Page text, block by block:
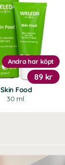
Skin Food
30 ml
Andra har köpt
89 kr